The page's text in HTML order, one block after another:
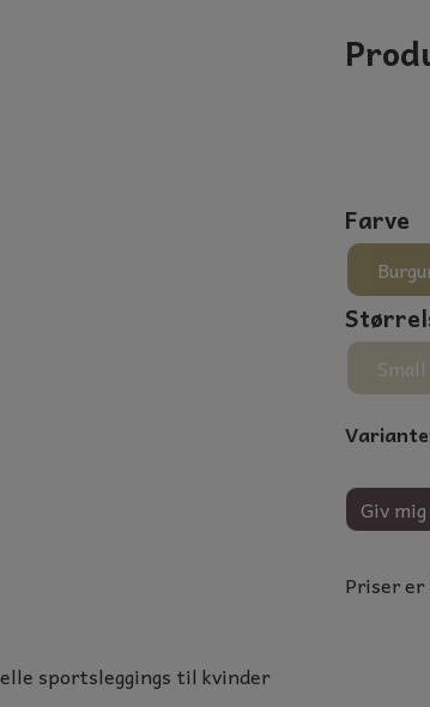
Farve
Small
Giv
Priser er
sportsleggings til kvinder